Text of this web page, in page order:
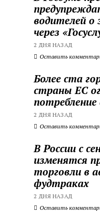
водителей о
через
2 ДНЯ НАЗАД
Оставить
Более ста
страны ЕС
2 ДНЯ НАЗАД
Оставить
В России с
изменятся
торговли в
фудтраках
2 ДНЯ НАЗАД
Оставить